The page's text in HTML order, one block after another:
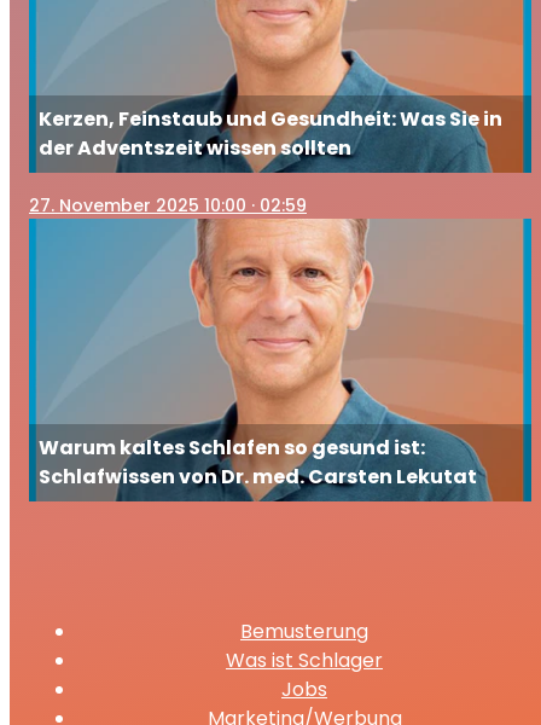
Kerzen, Feinstaub und Gesundheit: Was Sie in
der Adventszeit wissen sollten
27. November 2025 10:00 · 02:59
Warum kaltes Schlafen so gesund ist:
Schlafwissen von Dr. med. Carsten Lekutat
Bemusterung
Was ist Schlager
Jobs
Marketing/Werbung